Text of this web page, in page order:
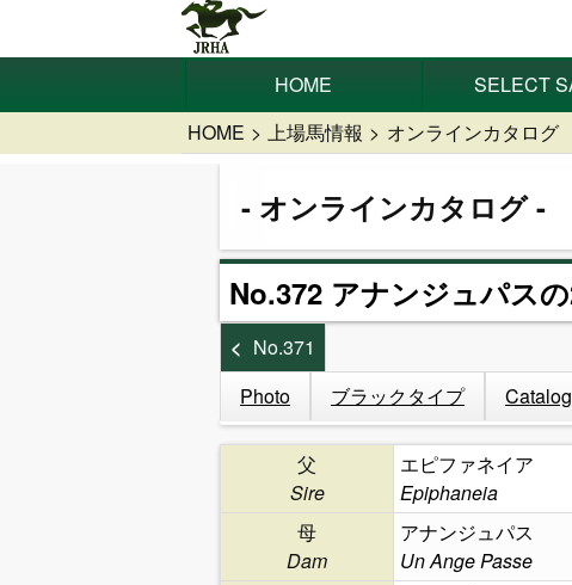
HOME SELECT
HOME 上場馬情報 オンラインカタログ
オンラインカタログ
No.372 アナンジュパス
No.371
Photo
ブラックタイプ
父
Sire
エピファネイア
Epiphaneia
母
Dam
アナンジュパス
Un Ange Passe